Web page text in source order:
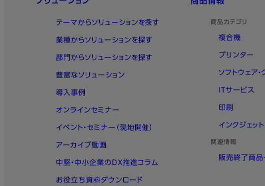
テーマからソリューションを探す
業種からソリューションを探す
部門からソリューションを探す
豊富なソリューション
導入事例
オンラインセミナー
イベント・セミナー（現地開催）
アーカイブ動画
中堅・中小企業のDX推進コラム
お役立ち資料ダウンロード
商品カテゴリ
複合機
プリンター
ソフトウェア
ITサービス
印刷
インクジェッ
関連情報
販売終了商品